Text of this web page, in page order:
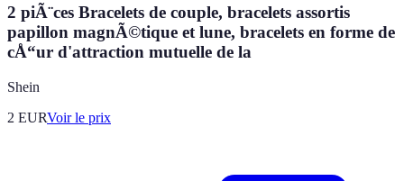
2 piÃ¨ces Bracelets de couple, bracelets assortis
papillon magnÃ©tique et lune, bracelets en forme de
cÅ“ur d'attraction mutuelle de la
Shein
2 EURVoir le prix